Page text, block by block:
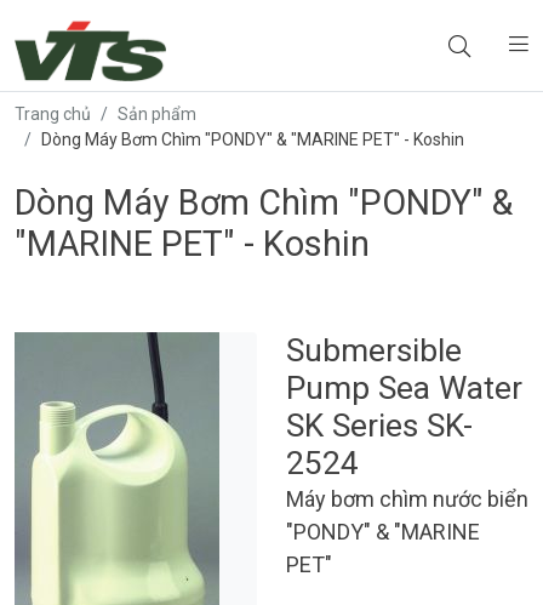
Trang chủ
Sản phẩm
Dòng Máy Bơm Chìm "PONDY" & "MARINE PET" - Koshin
Dòng Máy Bơm Chìm "PONDY" &
"MARINE PET" - Koshin
Submersible
Pump Sea Water
SK Series SK-
2524
Máy bơm chìm nước biển
"PONDY" & "MARINE
PET"